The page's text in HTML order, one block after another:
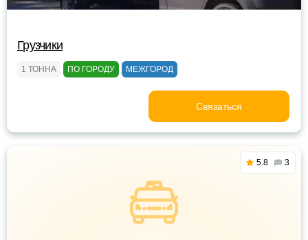
Грузчики
1 ТОННА ПО ГОРОДУ МЕЖГОРОД
Связаться
5.8 3